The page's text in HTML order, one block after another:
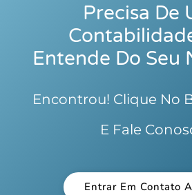
Precisa De
Entende Do Seu
Encontrou! Clique No
E Fale
Entrar Em Contato